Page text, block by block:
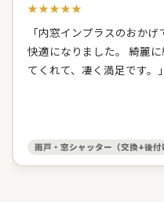
★★★★★
「内窓インプラスのおか
快適になりました。 綺麗
てくれて、凄く満足です。」
雨戸・窓シャッター（交換+後付